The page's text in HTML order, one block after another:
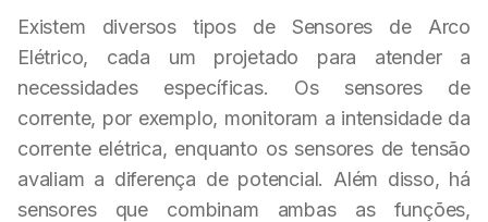
Existem diversos tipos de Sensores de Arco
Elétrico, cada um projetado para atender a
necessidades específicas. Os sensores de
corrente, por exemplo, monitoram a intensidade da
corrente elétrica, enquanto os sensores de tensão
avaliam a diferença de potencial. Além disso, há
sensores que combinam ambas as funções,